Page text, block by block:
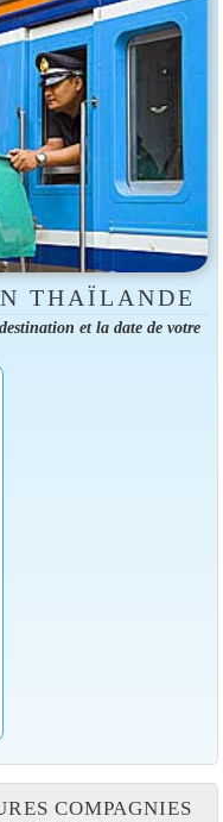
THAÏLANDE
et la date de votre
COMPAGNIES